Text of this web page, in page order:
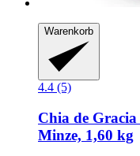
Warenkorb
4.4 (5)
Chia de Gracia
Minze, 1,60 kg